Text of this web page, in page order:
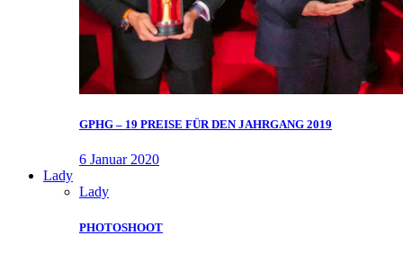
GPHG – 19 PREISE FÜR DEN JAHRGANG 2019
6 Januar 2020
Lady
Lady
PHOTOSHOOT